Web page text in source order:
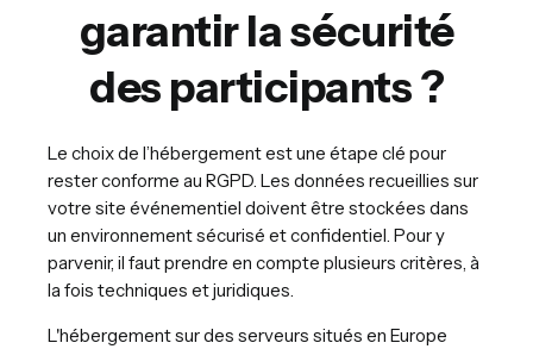
garantir la sécurité
des participants ?
Le choix de l’hébergement est une étape clé pour
rester conforme au RGPD. Les données recueillies sur
votre site événementiel doivent être stockées dans
un environnement sécurisé et confidentiel. Pour y
parvenir, il faut prendre en compte plusieurs critères, à
la fois techniques et juridiques.
L'hébergement sur des serveurs situés en Europe